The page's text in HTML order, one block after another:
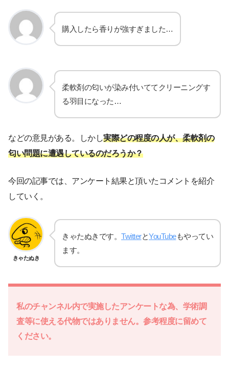
購入したら香りが強すぎました…
柔軟剤の匂いが染み付いててクリーニングす
る羽目になった…
などの意見がある。しかし実際どの程度の人が、柔軟剤の
匂い問題に遭遇しているのだろうか？
今回の記事では、アンケート結果と頂いたコメントを紹介
していく。
きゃたぬき
きゃたぬきです。 TwitterとYouTubeもやってい
ます。
私のチャンネル内で実施したアンケートな為、学術調
査等に使える代物ではありません。参考程度に留めて
ください。